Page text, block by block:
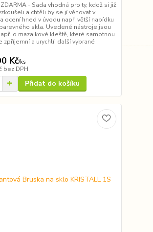
ZDARMA - Sada vhodná pro ty, kdož si již
a chtěli by se jí věnovat v
ocení hned v úvodu např. větší nabídku
skla. Uvedené nástroje jsou
o mazaikové kleště, které samotnou
zpříjemní a urychlí, další vybrané
Kč/ks
bez DPH
Přidat do košíku